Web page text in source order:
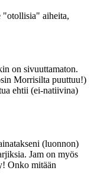
"otollisia" aiheita,
on sivuuttamaton.
Morrisilta puuttuu!)
ehtii (ei-natiivina)
(luonnon)
Jam on myös
Onko mitään